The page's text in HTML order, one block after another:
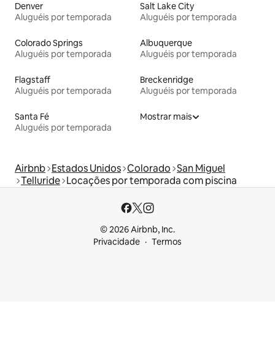
Denver
Aluguéis por temporada
Salt Lake City
Aluguéis por temporada
Colorado Springs
Aluguéis por temporada
Albuquerque
Aluguéis por temporada
Flagstaff
Aluguéis por temporada
Breckenridge
Aluguéis por temporada
Santa Fé
Aluguéis por temporada
Mostrar mais
Airbnb Estados Unidos Colorado San Miguel
Telluride Locações por temporada com piscina
© 2026 Airbnb, Inc.
Privacidade
Termos